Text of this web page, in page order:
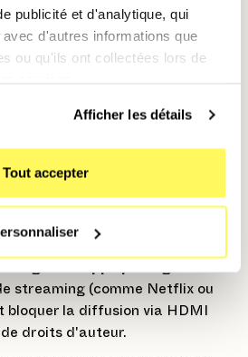
publicité et d'analytique, qui
d'autres informations que
ou qu'ils ont collectées lors de
Afficher les détails
Tout accepter
: Regardez vos séries et films
grand, parfait pour une soirée
écran pour afficher des
à connaître
streaming (comme Netflix ou
bloquer la diffusion via HDMI
droits d'auteur.